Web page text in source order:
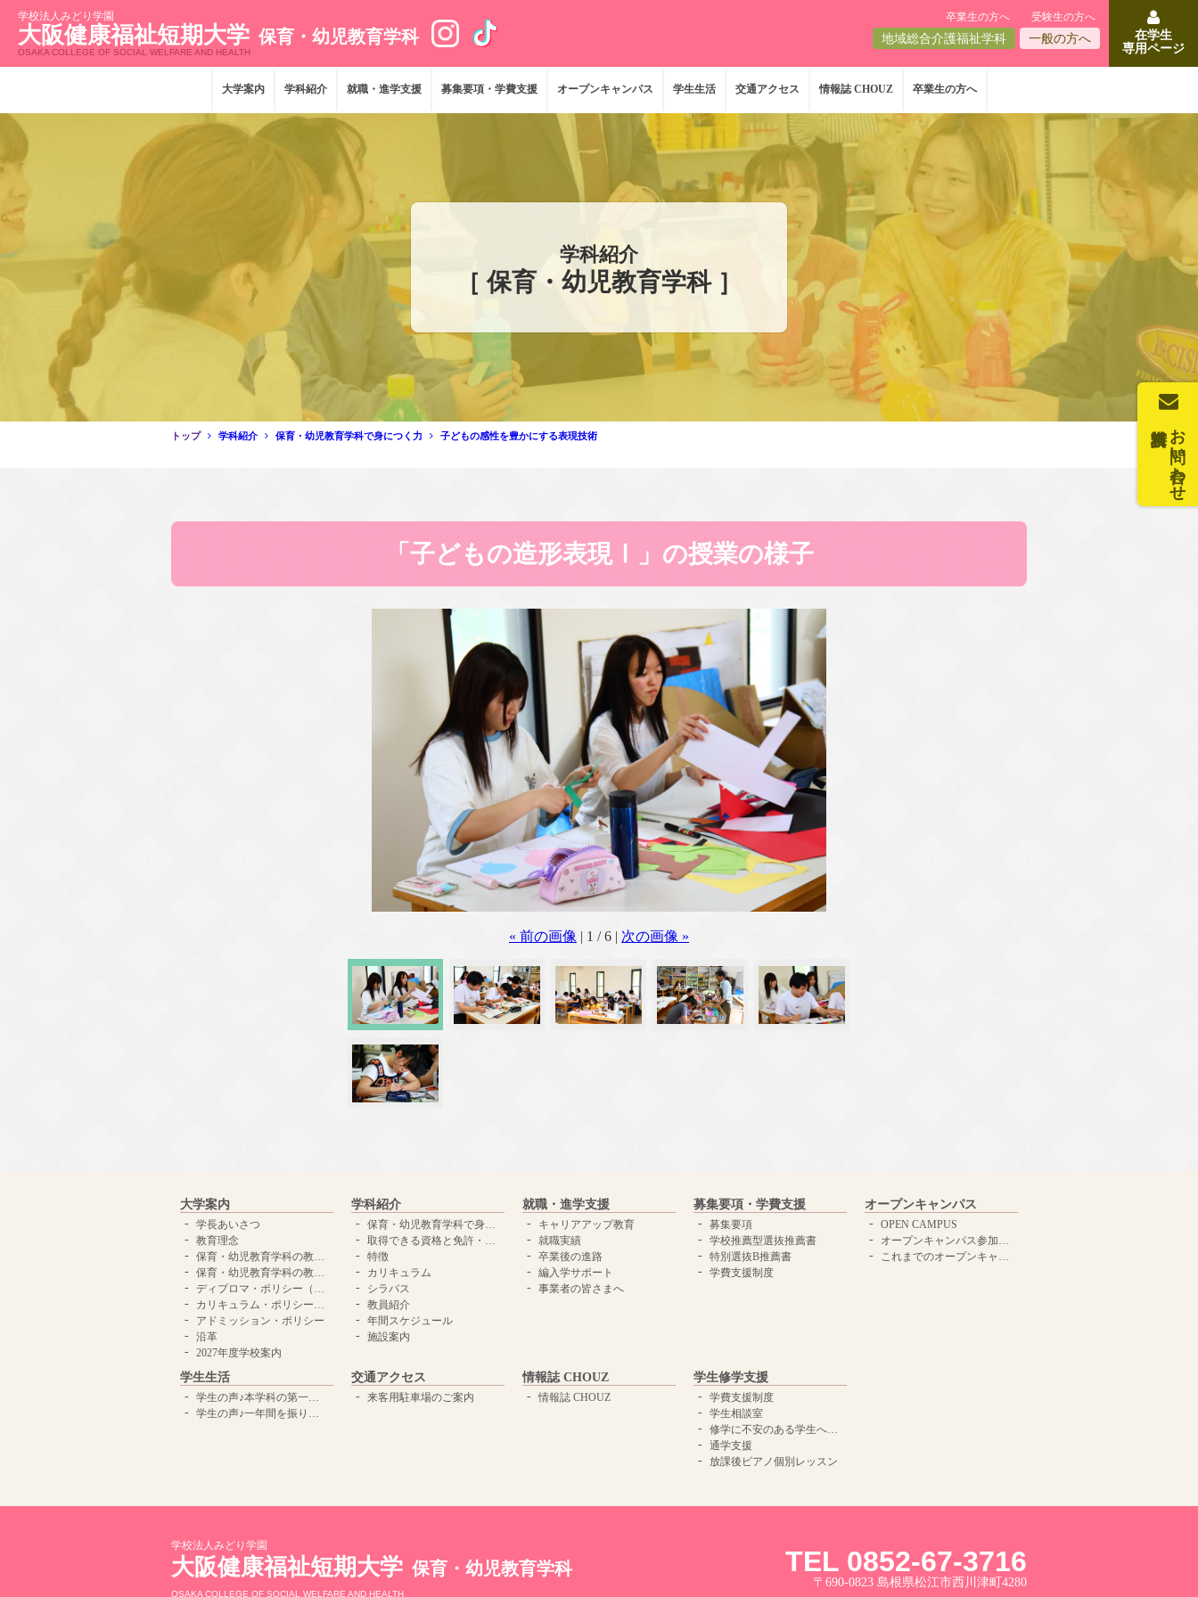
学校法人みどり学園
大阪健康福祉短期大学 保育・幼児教育学科
OSAKA COLLEGE OF SOCIAL WELFARE AND HEALTH
卒業生の方へ 受験生の方へ
地域総合介護福祉学科 一般の方へ
在学生
専用ページ
大学案内 学科紹介 就職・進学支援 募集要項・学費支援 オープンキャンパス 学生生活 交通アクセス 情報誌 CHOUZ 卒業生の方へ
学科紹介
［ 保育・幼児教育学科 ］
トップ 学科紹介 保育・幼児教育学科で身につく力 子どもの感性を豊かにする表現技術 お問い合わせ
「子どもの造形表現Ⅰ」の授業の様子
« 前の画像 | 1 / 6 | 次の画像 »
大学案内
学長あいさつ
教育理念
保育・幼児教育学科の教育理念
保育・幼児教育学科の教育目標
ディプロマ・ポリシー（卒業認定・学位授与の方針）
カリキュラム・ポリシー（教育課程の編成の方針）
アドミッション・ポリシー
沿革
2027年度学校案内
学科紹介
保育・幼児教育学科で身につく力
取得できる資格と免許・学位
特徴
カリキュラム
シラバス
教員紹介
年間スケジュール
施設案内
就職・進学支援
キャリアアップ教育
就職実績
卒業後の進路
編入学サポート
事業者の皆さまへ
募集要項・学費支援
募集要項
学校推薦型選抜推薦書
特別選抜B推薦書
学費支援制度
オープンキャンパス
OPEN CAMPUS
オープンキャンパス参加申し込みはこちらから
これまでのオープンキャンパスはこちら
学生生活
学生の声♪本学科の第一印象と目標
学生の声♪一年間を振り返って
交通アクセス
来客用駐車場のご案内
情報誌 CHOUZ
情報誌 CHOUZ
学生修学支援
学費支援制度
学生相談室
修学に不安のある学生へのサポート
通学支援
放課後ピアノ個別レッスン
学校法人みどり学園
大阪健康福祉短期大学 保育・幼児教育学科
OSAKA COLLEGE OF SOCIAL WELFARE AND HEALTH
TEL 0852-67-3716
〒690-0823 島根県松江市西川津町4280